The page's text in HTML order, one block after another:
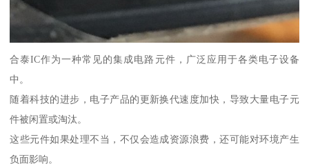
合泰IC作为一种常见的集成电路元件，广泛应用于各类电子设备
中。
随着科技的进步，电子产品的更新换代速度加快，导致大量电子元
件被闲置或淘汰。
这些元件如果处理不当，不仅会造成资源浪费，还可能对环境产生
负面影响。